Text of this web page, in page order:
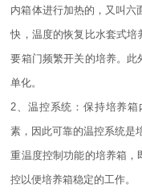
内箱体进行加热的，又叫六
快，温度的恢复比水套式
要箱门频繁开关的培养。
单化。
2、温控系统：保持培养
素，因此可靠的温控系统是
重温度控制功能的培养箱
控以便培养箱稳定的工作。